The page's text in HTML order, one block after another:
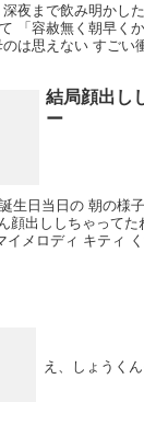
夜まで飲み明かし
「容赦無く朝早く
は思えない すごい
結局顔出し
ー
生日当日の 朝の様
顔出ししちゃって
イメロディ キティ
え、しょうく